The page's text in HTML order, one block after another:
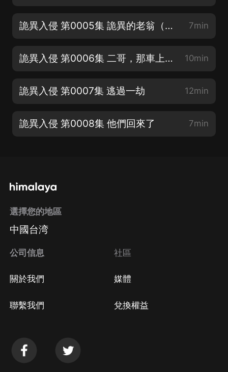
詭異入侵 第0005集 詭異的老翁（下） 7min
詭異入侵 第0006集 二哥，那車上不得！ 10min
詭異入侵 第0007集 逃過一劫 12min
詭異入侵 第0008集 他們回來了 7min
選擇您的地區
中國台湾
公司信息
關於我們
聯繫我們
社區
媒體
兌換權益